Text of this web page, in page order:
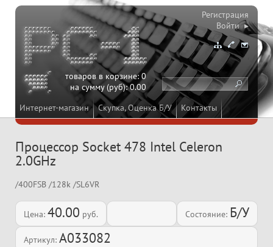
Интернет-магазин Скупка, Оценка Б/У Контакты
товаров в корзине:0
на сумму (руб):0.00
Регистрация
Войти ▸
Процессор Socket 478 Intel Celeron
2.0GHz
/400FSB /128k /SL6VR
Цена: 40.00 руб. Состояние: Б/У
Артикул: A033082